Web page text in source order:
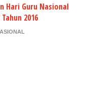
Hari Guru Nasional
2016